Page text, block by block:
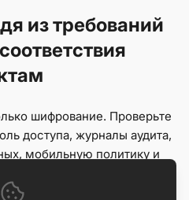
из требований
шифрование. Проверьте
доступа, журналы аудита,
мобильную политику и
должны проверить, как